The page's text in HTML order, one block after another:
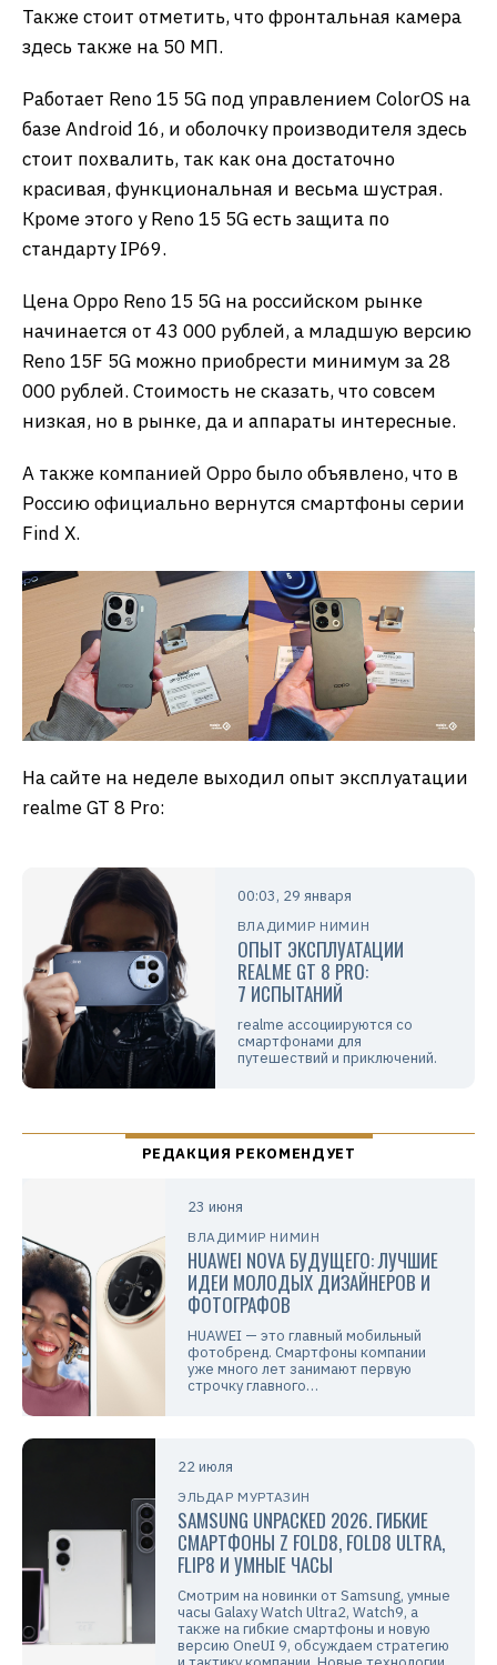
Также стоит отметить, что фронтальная камера
здесь также на 50 МП.
Работает Reno 15 5G под управлением ColorOS на
базе Android 16, и оболочку производителя здесь
стоит похвалить, так как она достаточно
красивая, функциональная и весьма шустрая.
Кроме этого у Reno 15 5G есть защита по
стандарту IP69.
Цена Oppo Reno 15 5G на российском рынке
начинается от 43 000 рублей, а младшую версию
Reno 15F 5G можно приобрести минимум за 28
000 рублей. Стоимость не сказать, что совсем
низкая, но в рынке, да и аппараты интересные.
А также компанией Oppo было объявлено, что в
Россию официально вернутся смартфоны серии
Find X.
На сайте на неделе выходил опыт эксплуатации
realme GT 8 Pro:
00:03, 29 января
ВЛАДИМИР НИМИН
ОПЫТ ЭКСПЛУАТАЦИИ
REALME GT 8 PRO:
7 ИСПЫТАНИЙ
realme ассоциируются со
смартфонами для
путешествий и приключений.
23 июня
ВЛАДИМИР НИМИН
HUAWEI NOVA БУДУЩЕГО: ЛУЧШИЕ
ИДЕИ МОЛОДЫХ ДИЗАЙНЕРОВ И
ФОТОГРАФОВ
HUAWEI — это главный мобильный
фотобренд. Смартфоны компании
уже много лет занимают первую
строчку главного…
22 июля
ЭЛЬДАР МУРТАЗИН
SAMSUNG UNPACKED 2026. ГИБКИЕ
СМАРТФОНЫ Z FOLD8, FOLD8 ULTRA,
FLIP8 И УМНЫЕ ЧАСЫ
Смотрим на новинки от Samsung, умные
часы Galaxy Watch Ultra2, Watch9, а
также на гибкие смартфоны и новую
версию OneUI 9, обсуждаем стратегию